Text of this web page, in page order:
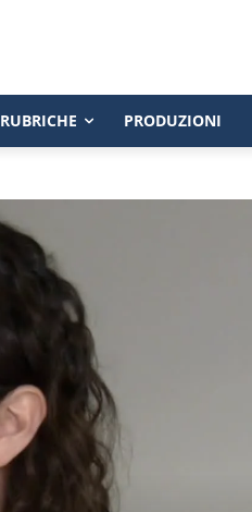
RUBRICHE PRODUZIONI